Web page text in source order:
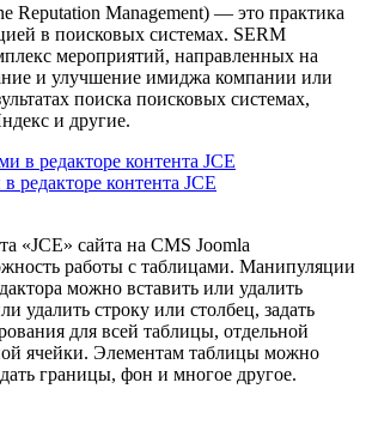
Reputation Management) — это практика
в поисковых системах. SERM
мероприятий, направленных на
и улучшение имиджа компании или
поиска поисковых системах,
и другие.
редакторе контента JCE
«JCE» сайта на CMS Joomla
работы с таблицами. Манипуляции
можно вставить или удалить
удалить строку или столбец, задать
для всей таблицы, отдельной
ячейки. Элементам таблицы можно
границы, фон и многое другое.